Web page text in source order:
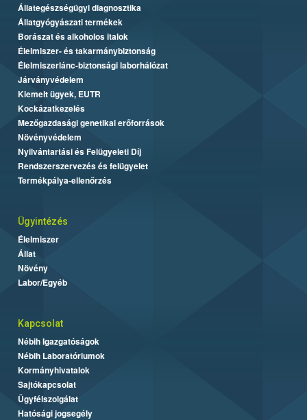
Állategészségügyi diagnosztika
Állatgyógyászati termékek
Borászat és alkoholos italok
Élelmiszer- és takarmánybiztonság
Élelmiszerlánc-biztonsági laborhálózat
Járványvédelem
Kiemelt ügyek, EUTR
Kockázatkezelés
Mezőgazdasági genetikai erőforrások
Növényvédelem
Nyilvántartási és Felügyeleti Díj
Rendszerszervezés és felügyelet
Termékpálya-ellenőrzés
Ügyintézés
Élelmiszer
Állat
Növény
Labor/Egyéb
Kapcsolat
Nébih Igazgatóságok
Nébih Laboratóriumok
Kormányhivatalok
Sajtókapcsolat
Ügyfélszolgálat
Hatósági jogsegély